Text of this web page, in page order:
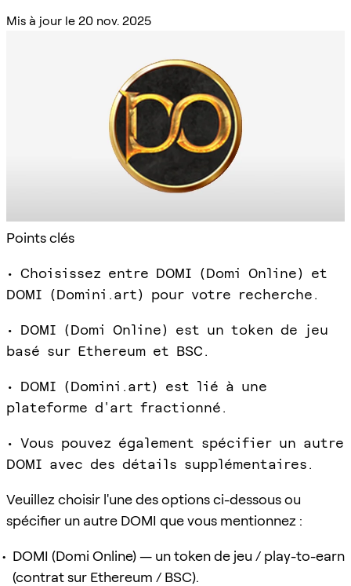
Mis à jour le 20 nov. 2025
Points clés
• Choisissez entre DOMI (Domi Online) et
DOMI (Domini.art) pour votre recherche.
• DOMI (Domi Online) est un token de jeu
basé sur Ethereum et BSC.
• DOMI (Domini.art) est lié à une
plateforme d'art fractionné.
• Vous pouvez également spécifier un autre
DOMI avec des détails supplémentaires.
Veuillez choisir l'une des options ci-dessous ou
spécifier un autre DOMI que vous mentionnez :
DOMI (Domi Online) — un token de jeu / play-to-earn
(contrat sur Ethereum / BSC).